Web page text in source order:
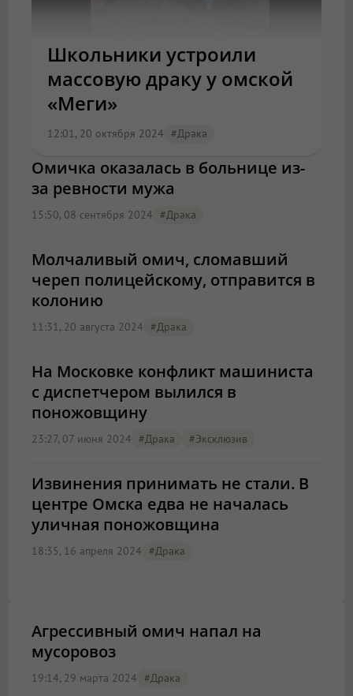
Школьники устроили
массовую драку у омской
«Меги»
12:01, 20 октября 2024 #драка
Омичка оказалась в больнице из-
за ревности мужа
15:50, 08 сентября 2024 #драка
Молчаливый омич, сломавший
череп полицейскому, отправится в
колонию
11:31, 20 августа 2024 #драка
На Московке конфликт машиниста
с диспетчером вылился в
поножовщину
23:27, 07 июня 2024 #драка #эксклюзив
Извинения принимать не стали. В
центре Омска едва не началась
уличная поножовщина
18:35, 16 апреля 2024 #драка
Агрессивный омич напал на
мусоровоз
19:14, 29 марта 2024 #драка